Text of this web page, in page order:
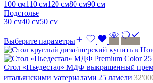
100 см110 см120 cм80 cм90 см
Подстолье
30 см40 см50 см
Выберите параметры
Стол «Пьедестал» МДФ выкрашенный
итальянскими материалами 25 ламели